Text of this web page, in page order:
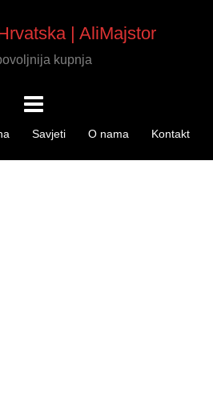
| AliMajstor
kupnja
Savjeti O nama Kontakt